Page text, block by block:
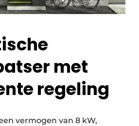
met
regeling
vermogen van 8 kW,